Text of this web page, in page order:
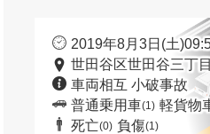
2019年8月3日(土
世田谷区世田谷三丁
車両相互 小破事故
普通乗用車(1) 軽貨物
死亡(0) 負傷(1)